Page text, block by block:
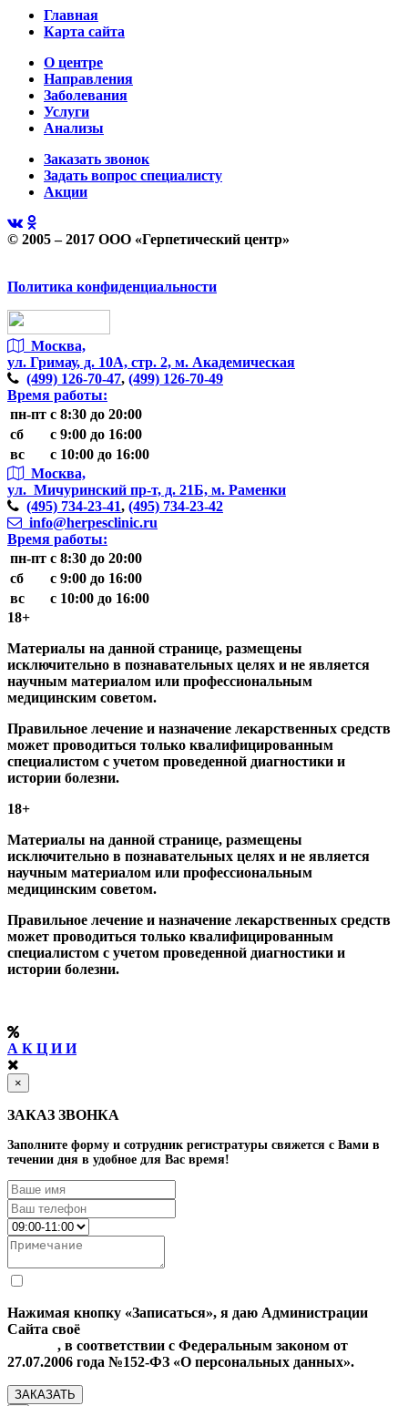
Главная
Карта сайта
О центре
Направления
Заболевания
Услуги
Анализы
Заказать звонок
Задать вопрос специалисту
Акции
© 2005 – 2017 ООО «Герпетический центр»
Политика конфиденциальности
Москва,
ул. Гримау, д. 10А, стр. 2, м. Академическая
(499) 126-70-47, (499) 126-70-49
Время работы:
пн-пт с 8:30 до 20:00
сб
с 9:00 до 16:00
вс
с 10:00 до 16:00
Москва,
ул. Мичуринский пр-т, д. 21Б, м. Раменки
(495) 734-23-41, (495) 734-23-42
info@herpesclinic.ru
Время работы:
пн-пт с 8:30 до 20:00
сб
с 9:00 до 16:00
вс
с 10:00 до 16:00
18+
Материалы на данной странице, размещены
исключительно в познавательных целях и не является
научным материалом или профессиональным
медицинским советом.
Правильное лечение и назначение лекарственных средств
может проводиться только квалифицированным
специалистом с учетом проведенной диагностики и
истории болезни.
18+
Материалы на данной странице, размещены
исключительно в познавательных целях и не является
научным материалом или профессиональным
медицинским советом.
Правильное лечение и назначение лекарственных средств
может проводиться только квалифицированным
специалистом с учетом проведенной диагностики и
истории болезни.
А К Ц И И
×
ЗАКАЗ ЗВОНКА
Заполните форму и сотрудник регистратуры свяжется с Вами в
течении дня в удобное для Вас время!
Нажимая кнопку «Записаться», я даю Администрации
Сайта своё
, в соответствии с Федеральным законом от
27.07.2006 года №152-ФЗ «О персональных данных».
ЗАКАЗАТЬ